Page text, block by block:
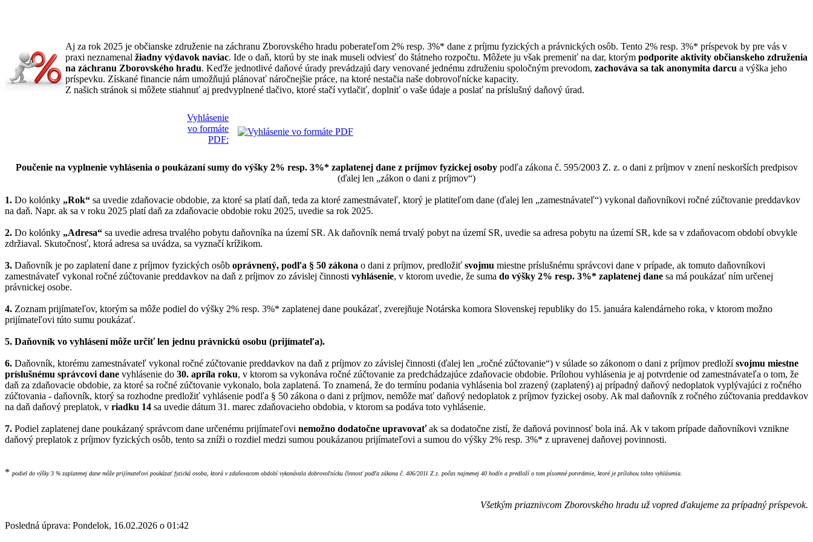
Aj za rok 2025 je občianske združenie na záchranu Zborovského hradu poberateľom 2% resp. 3%* dane z príjmu fyzických a právnických osôb. Tento 2% resp. 3%* príspevok by pre vás v
praxi neznamenal žiadny výdavok naviac. Ide o daň, ktorú by ste inak museli odviesť do štátneho rozpočtu. Môžete ju však premeniť na dar, ktorým podporíte aktivity občianskeho združenia
na záchranu Zborovského hradu. Keďže jednotlivé daňové úrady prevádzajú dary venované jednému združeniu spoločným prevodom, zachováva sa tak anonymita darcu a výška jeho
príspevku. Získané financie nám umožňujú plánovať náročnejšie práce, na ktoré nestačia naše dobrovoľnícke kapacity.
Z našich stránok si môžete stiahnuť aj predvyplnené tlačivo, ktoré stačí vytlačiť, doplniť o vaše údaje a poslať na príslušný daňový úrad.
Vyhlásenie
vo formáte
PDF:
Poučenie na vyplnenie vyhlásenia o poukázaní sumy do výšky 2% resp. 3%* zaplatenej dane z príjmov fyzickej osobypodľa zákona č. 595/2003 Z. z. o dani z príjmov v znení neskorších predpisov
(ďalej len „zákon o dani z príjmov“)
1. Do kolónky „Rok“ sa uvedie zdaňovacie obdobie, za ktoré sa platí daň, teda za ktoré zamestnávateľ, ktorý je platiteľom dane (ďalej len „zamestnávateľ“) vykonal daňovníkovi ročné zúčtovanie preddavkov
na daň. Napr. ak sa v roku 2025 platí daň za zdaňovacie obdobie roku 2025, uvedie sa rok 2025.
2. Do kolónky „Adresa“ sa uvedie adresa trvalého pobytu daňovníka na území SR. Ak daňovník nemá trvalý pobyt na území SR, uvedie sa adresa pobytu na území SR, kde sa v zdaňovacom období obvykle
zdržiaval. Skutočnosť, ktorá adresa sa uvádza, sa vyznačí krížikom.
3. Daňovník je po zaplatení dane z príjmov fyzických osôb oprávnený, podľa § 50 zákona o dani z príjmov, predložiť svojmu miestne príslušnému správcovi dane v prípade, ak tomuto daňovníkovi
zamestnávateľ vykonal ročné zúčtovanie preddavkov na daň z príjmov zo závislej činnosti vyhlásenie, v ktorom uvedie, že suma do výšky 2% resp. 3%* zaplatenej dane sa má poukázať ním určenej
právnickej osobe.
4. Zoznam prijímateľov, ktorým sa môže podiel do výšky 2% resp. 3%* zaplatenej dane poukázať, zverejňuje Notárska komora Slovenskej republiky do 15. januára kalendárneho roka, v ktorom možno
prijímateľovi túto sumu poukázať.
5. Daňovník vo vyhlásení môže určiť len jednu právnickú osobu (prijímateľa).
6. Daňovník, ktorému zamestnávateľ vykonal ročné zúčtovanie preddavkov na daň z príjmov zo závislej činnosti (ďalej len „ročné zúčtovanie“) v súlade so zákonom o dani z príjmov predložísvojmu miestne
príslušnému správcovi dane vyhlásenie do 30. apríla roku, v ktorom sa vykonáva ročné zúčtovanie za predchádzajúce zdaňovacie obdobie. Prílohou vyhlásenia je aj potvrdenie od zamestnávateľa o tom, že
daň za zdaňovacie obdobie, za ktoré sa ročné zúčtovanie vykonalo, bola zaplatená. To znamená, že do termínu podania vyhlásenia bol zrazený (zaplatený) aj prípadný daňový nedoplatok vyplývajúci z ročného
zúčtovania - daňovník, ktorý sa rozhodne predložiť vyhlásenie podľa § 50 zákona o dani z príjmov, nemôže mať daňový nedoplatok z príjmov fyzickej osoby. Ak mal daňovník z ročného zúčtovania preddavkov
na daň daňový preplatok, v riadku 14 sa uvedie dátum 31. marec zdaňovacieho obdobia, v ktorom sa podáva toto vyhlásenie.
7. Podiel zaplatenej dane poukázaný správcom dane určenému prijímateľovi nemožno dodatočne upravovaťak sa dodatočne zistí, že daňová povinnosť bola iná. Ak v takom prípade daňovníkovi vznikne
daňový preplatok z príjmov fyzických osôb, tento sa zníži o rozdiel medzi sumou poukázanou prijímateľovi a sumou do výšky 2% resp. 3%* z upravenej daňovej povinnosti.
* podiel do výšky 3 % zaplatenej dane môže prijímateľovi poukázať fyzická osoba, ktorá v zdaňovacom období vykonávala dobrovoľnícku činnosť podľa zákona č. 406/2011 Z.z. počas najmenej 40 hodín a predloží o tom písomné potvrdenie, ktoré je prílohou tohto vyhlásenia.
Všetkým priaznivcom Zborovského hradu už vopred ďakujeme za prípadný príspevok.
Posledná úprava: Pondelok, 16.02.2026 o 01:42